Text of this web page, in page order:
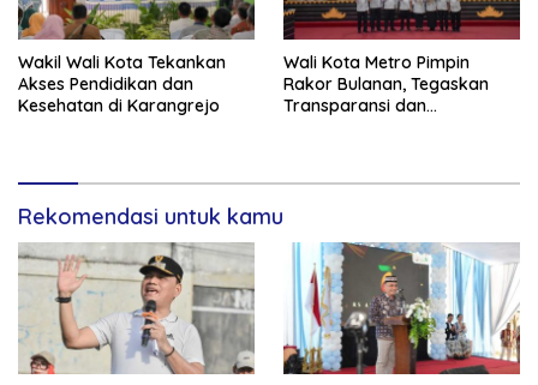
Wakil Wali Kota Tekankan
Akses Pendidikan dan
Kesehatan di Karangrejo
Wali Kota Metro Pimpin
Rakor Bulanan, Tegaskan
Transparansi dan
Rekomendasi untuk kamu